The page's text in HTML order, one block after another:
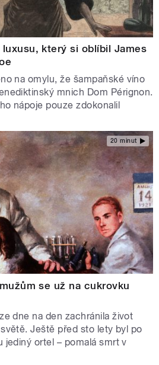
luxusu, který si oblíbil James
na omylu, že šampaňské víno
mnich Dom Pérignon.
nápoje pouze zdokonalil
20 minut
se už na cukrovku
dne na den zachránila život
Ještě před sto lety byl po
jediný ortel – pomalá smrt v